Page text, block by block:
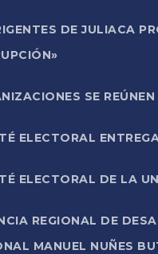
DE JULIACA
SE
ELECTORAL
ELECTORAL DE LA
REGIONAL DE
MANUEL NUÑES